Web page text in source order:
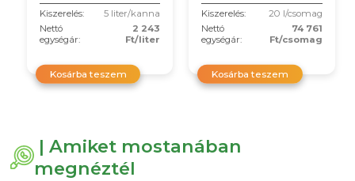
Kiszerelés:
5 liter/kanna
Nettó
egységár:
2 243
Ft/liter
Kosárba teszem
Kiszerelés:
20 l/csomag
Nettó
egységár:
74 761
Ft/csomag
Kosárba teszem
| Amiket mostanában
megnéztél